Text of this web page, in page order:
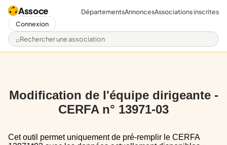
Assoce
Rechercher une association
DépartementsAnnoncesAssociations inscrites
Connexion
Modification de l'équipe dirigeante -
CERFA n° 13971-03
Cet outil permet uniquement de pré-remplir le CERFA